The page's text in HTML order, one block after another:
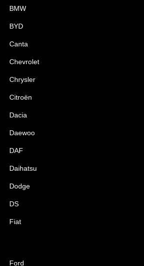
BMW
BYD
Canta
Chevrolet
Chrysler
Citroën
Dacia
Daewoo
DAF
Daihatsu
Dodge
DS
Fiat
Ford